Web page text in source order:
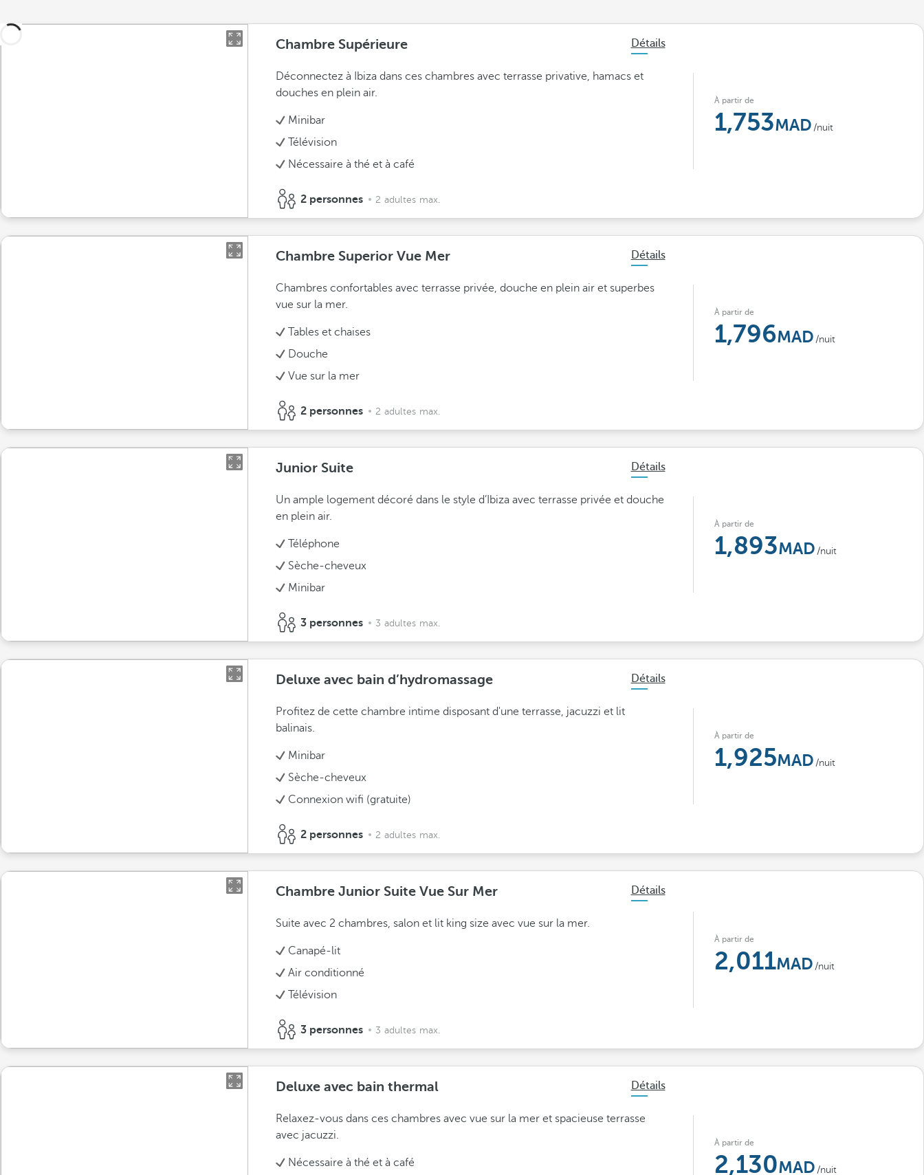
Chambre Supérieure Détails
Déconnectez à Ibiza dans ces chambres avec terrasse privative, hamacs et
douches en plein air.
Minibar
Télévision
Nécessaire à thé et à café
2 personnes 2 adultes max.
À partir de
1,753 /nuit
Chambre Superior Vue Mer Détails
Chambres confortables avec terrasse privée, douche en plein air et superbes
vue sur la mer.
Tables et chaises
Douche
Vue sur la mer
2 personnes 2 adultes max.
À partir de
1,796 /nuit
Junior Suite Détails
Un ample logement décoré dans le style d’Ibiza avec terrasse privée et douche
en plein air.
Téléphone
Sèche-cheveux
Minibar
3 personnes 3 adultes max.
À partir de
1,893 /nuit
Deluxe avec bain d’hydromassage Détails
Profitez de cette chambre intime disposant d'une terrasse, jacuzzi et lit
balinais.
Minibar
Sèche-cheveux
Connexion wifi (gratuite)
2 personnes 2 adultes max.
À partir de
1,925 /nuit
Chambre Junior Suite Vue Sur Mer Détails
Suite avec 2 chambres, salon et lit king size avec vue sur la mer.
Canapé-lit
Air conditionné
Télévision
3 personnes 3 adultes max.
À partir de
2,011 /nuit
Deluxe avec bain thermal Détails
Relaxez-vous dans ces chambres avec vue sur la mer et spacieuse terrasse
avec jacuzzi.
Nécessaire à thé et à café
À partir de
2,130 /nuit